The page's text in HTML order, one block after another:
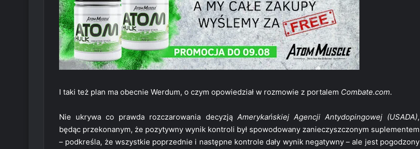
I taki też plan ma obecnie Werdum, o czym opowiedział w rozmowie z portalem Combate.com.
Nie ukrywa co prawda rozczarowania decyzją Amerykańskiej Agencji Antydopingowej (USADA),
będąc przekonanym, że pozytywny wynik kontroli był spowodowany zanieczyszczonym suplementem
– podkreśla, że wszystkie poprzednie i następne kontrole dały wynik negatywny – ale jest pogodzony